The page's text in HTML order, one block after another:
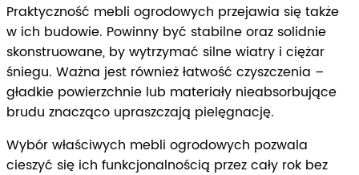
Praktyczność mebli ogrodowych przejawia się także
w ich budowie. Powinny być stabilne oraz solidnie
skonstruowane, by wytrzymać silne wiatry i ciężar
śniegu. Ważna jest również łatwość czyszczenia –
gładkie powierzchnie lub materiały nieabsorbujące
brudu znacząco upraszczają pielęgnację.
Wybór właściwych mebli ogrodowych pozwala
cieszyć się ich funkcjonalnością przez cały rok bez